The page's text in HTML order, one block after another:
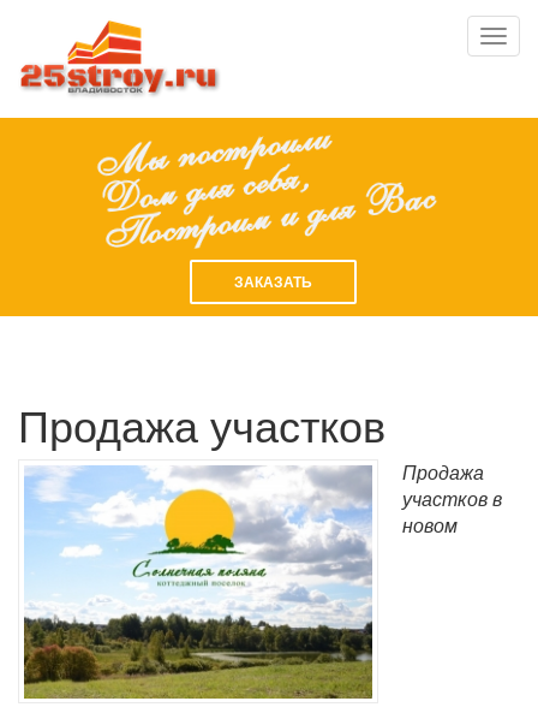
ЗАКАЗАТЬ
Продажа участков
Продажа
участков в
новом